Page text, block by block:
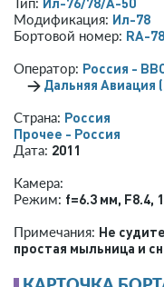
Модификация: Ил-78
Бортовой номер: RA-
Оператор: Россия -
→ Дальняя Авиация
Страна: Россия
Прочее - Россия
Дата: 2011
Камера:
Режим: f=6.3 мм, F8.4,
Примечания: Не
простая мыльница и